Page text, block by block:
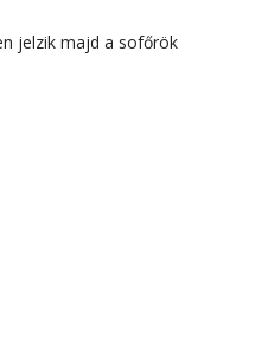
jelzik majd a sofőrök